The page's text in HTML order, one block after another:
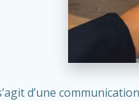
d’une